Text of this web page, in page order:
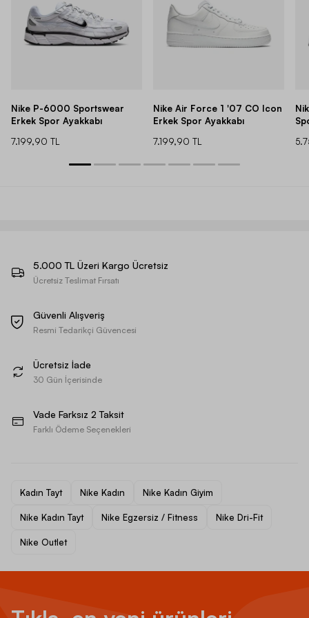
Nike P-6000 Sportswear
Erkek Spor Ayakkabı
7.199,90 TL
Nike Air Force 1 '07 CO Icon
Erkek Spor Ayakkabı
7.199,90 TL
5.000 TL Üzeri Kargo Ücretsiz
Ücretsiz Teslimat Fırsatı
Güvenli Alışveriş
Resmi Tedarikçi Güvencesi
Ücretsiz İade
30 Gün İçerisinde
Vade Farksız 2 Taksit
Farklı Ödeme Seçenekleri
Kadın Tayt Nike Kadın Nike Kadın Giyim
Nike Kadın Tayt Nike Egzersiz / Fitness Nike Dri-Fit
Nike Outlet